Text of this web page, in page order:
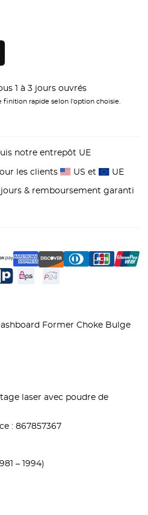
1 à 3 jours ouvrés
finition rapide selon l'option choisie.
notre entrepôt UE
les clients US et UE
jours & remboursement garanti
Former Choke Bulge
laser avec poudre de
: 867857367
– 1994)